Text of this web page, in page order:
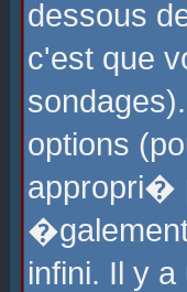
dessous
c'est que
options
appropri�
infini. Il y